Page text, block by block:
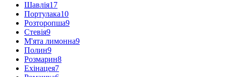
Шавлія17
Портулака10
Розторопша9
Стевія9
М'ята лимонна9
Полин9
Розмарин8
Ехінацея7